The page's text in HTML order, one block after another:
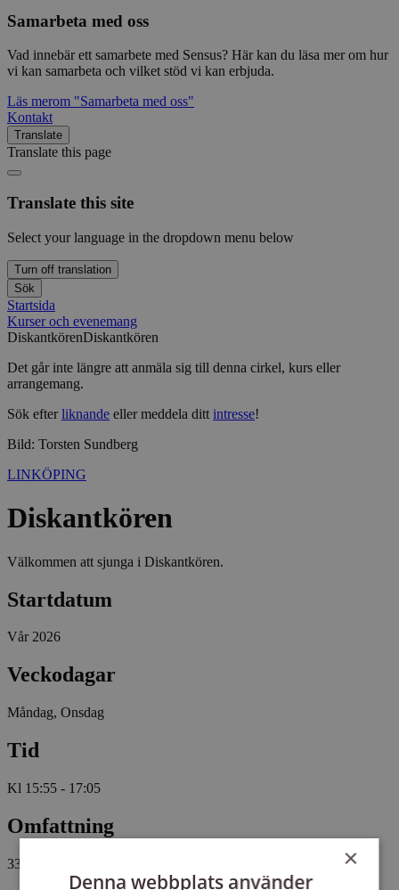
Samarbeta med oss
Vad innebär ett samarbete med Sensus? Här kan du läsa mer om hur
vi kan samarbeta och vilket stöd vi kan erbjuda.
Läs merom "Samarbeta med oss"
Kontakt
Translate
Translate this page
Translate this site
Select your language in the dropdown menu below
Turn off translation
Sök
Startsida
Kurser och evenemang
DiskantkörenDiskantkören
Det går inte längre att anmäla sig till denna cirkel, kurs eller
arrangemang.
Sök efterliknande eller meddela ditt intresse!
Bild: Torsten Sundberg
LINKÖPING
Diskantkören
Välkommen att sjunga i Diskantkören.
Startdatum
Vår 2026
Veckodagar
Måndag, Onsdag
Tid
Kl 15:55 - 17:05
Omfattning
33 tillfällen, 52 studietimmar ×
Denna webbplats använder